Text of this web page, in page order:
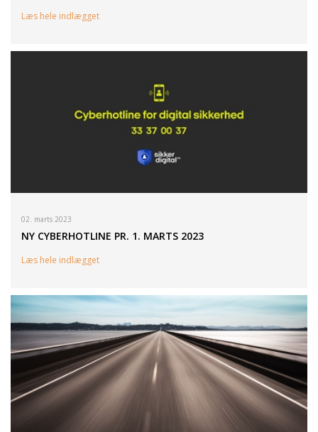
Læs hele indlægget
02. marts 2023
NY CYBERHOTLINE PR. 1. MARTS 2023
Læs hele indlægget